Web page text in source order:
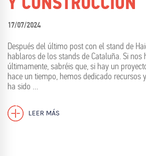
17/07/2024
Después del último post con el stand de
hablaros de los stands de Cataluña. Si nos
últimamente, sabréis que, si hay un
hace un tiempo, hemos dedicado recursos
ha sido …
LEER MÁS